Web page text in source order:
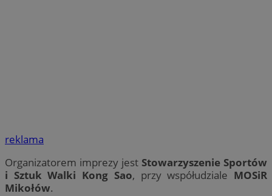
reklama
Organizatorem imprezy jest Stowarzyszenie Sportów
i Sztuk Walki Kong Sao, przy współudziale MOSiR
Mikołów.